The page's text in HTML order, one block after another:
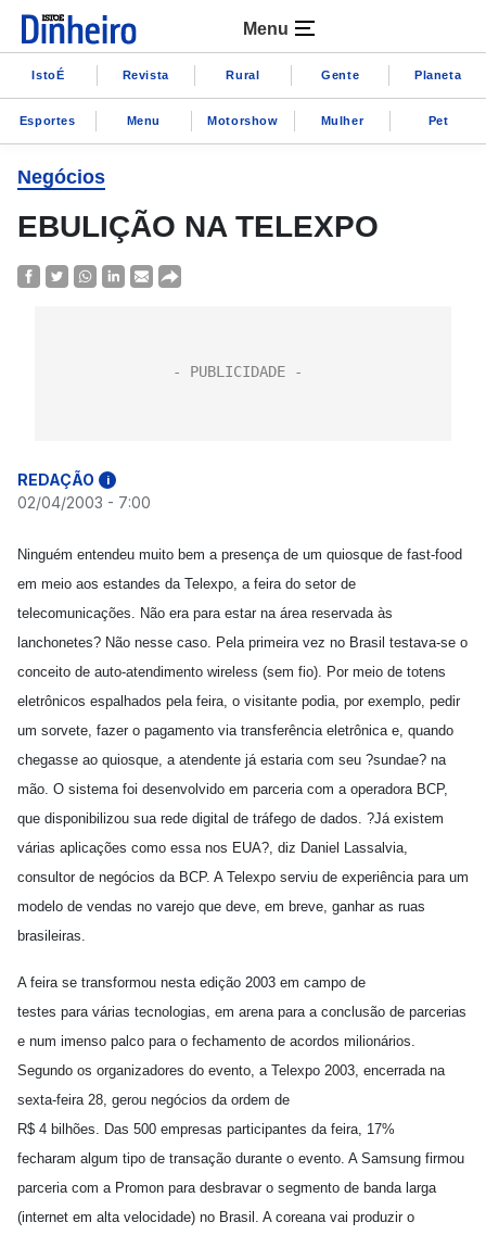
Menu
IstoÉ Revista Rural Gente Planeta
Esportes Menu Motorshow Mulher Pet
Negócios
EBULIÇÃO NA TELEXPO
REDAÇÃO i
02/04/2003 - 7:00
Ninguém entendeu muito bem a presença de um quiosque de fast-food
em meio aos estandes da Telexpo, a feira do setor de
telecomunicações. Não era para estar na área reservada às
lanchonetes? Não nesse caso. Pela primeira vez no Brasil testava-se o
conceito de auto-atendimento wireless (sem fio). Por meio de totens
eletrônicos espalhados pela feira, o visitante podia, por exemplo, pedir
um sorvete, fazer o pagamento via transferência eletrônica e, quando
chegasse ao quiosque, a atendente já estaria com seu ?sundae? na
mão. O sistema foi desenvolvido em parceria com a operadora BCP,
que disponibilizou sua rede digital de tráfego de dados. ?Já existem
várias aplicações como essa nos EUA?, diz Daniel Lassalvia,
consultor de negócios da BCP. A Telexpo serviu de experiência para um
modelo de vendas no varejo que deve, em breve, ganhar as ruas
brasileiras.
A feira se transformou nesta edição 2003 em campo de
testes para várias tecnologias, em arena para a conclusão de parcerias
e num imenso palco para o fechamento de acordos milionários.
Segundo os organizadores do evento, a Telexpo 2003, encerrada na
sexta-feira 28, gerou negócios da ordem de
R$ 4 bilhões. Das 500 empresas participantes da feira, 17%
fecharam algum tipo de transação durante o evento. A Samsung firmou
parceria com a Promon para desbravar o segmento de banda larga
(internet em alta velocidade) no Brasil. A coreana vai produzir o